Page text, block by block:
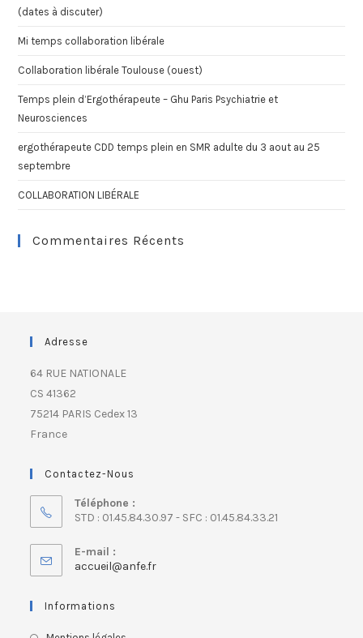
(dates à discuter)
Mi temps collaboration libérale
Collaboration libérale Toulouse (ouest)
Temps plein d’Ergothérapeute – Ghu Paris Psychiatrie et
Neurosciences
ergothérapeute CDD temps plein en SMR adulte du 3 aout au 25
septembre
COLLABORATION LIBÉRALE
Commentaires Récents
Adresse
64 RUE NATIONALE
CS 41362
75214 PARIS Cedex 13
France
Contactez-Nous
Téléphone :
STD : 01.45.84.30.97 - SFC : 01.45.84.33.21
E-mail :
accueil@anfe.fr
Informations